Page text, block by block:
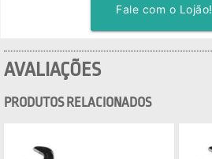
Fale com o Lojão!
AVALIAÇÕES
PRODUTOS RELACIONADOS